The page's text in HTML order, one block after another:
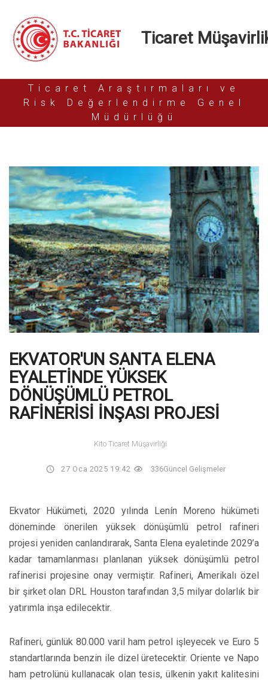
Ticaret
Ticaret Araştırmaları ve
Risk Değerlendirme Genel
Müdürlüğü
EKVATOR'UN SANTA ELENA
EYALETİNDE YÜKSEK
DÖNÜŞÜMLÜ PETROL
RAFİNERİSİ İNŞASI PROJESİ
Kito Ticaret Müşavirliği
27 Oca 2025 19:42 336Güncel Gelişmeler
Ekvator Hükümeti, 2020 yılında Lenín Moreno hükümeti
döneminde önerilen yüksek dönüşümlü petrol rafineri
projesi yeniden canlandırarak, Santa Elena eyaletinde 2029’a
kadar tamamlanması planlanan yüksek dönüşümlü petrol
rafinerisi projesine onay vermiştir. Rafineri, Amerikalı özel
bir şirket olan DRL Houston tarafından 3,5 milyar dolarlık bir
yatırımla inşa edilecektir.
Rafineri, günlük 80.000 varil ham petrol işleyecek ve Euro 5
standartlarında benzin ile dizel üretecektir. Oriente ve Napo
ham petrolünü kullanacak olan tesis, ülkenin yakıt kalitesini